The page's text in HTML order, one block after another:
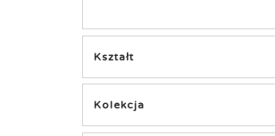
Kształt
Kolekcja